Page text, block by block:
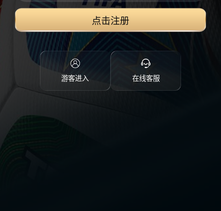
点击注册
游客进入 在线客服